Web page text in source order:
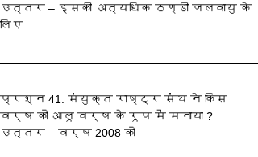
उत्तर – इसकी अत्यधिक ठण्डी जलवायु के
लिए
प्रश्‍न 41. संयुक्त राष्ट्र संघ ने किस
वर्ष को आलू वर्ष के रूप में मनाया ?
उत्तर – वर्ष 2008 को